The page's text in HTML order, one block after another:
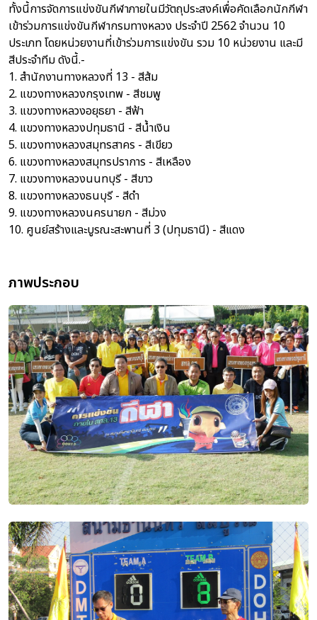
ทั้งนี้การจัดการแข่งขันกีฬาภายในมีวัตถุประสงค์เพื่อคัดเลือกนักกีฬา
เข้าร่วมการแข่งขันกีฬากรมทางหลวง ประจำปี 2562 จำนวน 10
ประเภท โดยหน่วยงานที่เข้าร่วมการแข่งขัน รวม 10 หน่วยงาน และมี
สีประจำทีม ดังนี้.-
1. สำนักงานทางหลวงที่ 13 - สีส้ม
2. แขวงทางหลวงกรุงเทพ - สีชมพู
3. แขวงทางหลวงอยุธยา - สีฟ้า
4. แขวงทางหลวงปทุมธานี - สีน้ำเงิน
5. แขวงทางหลวงสมุทรสาคร - สีเขียว
6. แขวงทางหลวงสมุทรปราการ - สีเหลือง
7. แขวงทางหลวงนนทบุรี - สีขาว
8. แขวงทางหลวงธนบุรี - สีดำ
9. แขวงทางหลวงนครนายก - สีม่วง
10. ศูนย์สร้างและบูรณะสะพานที่ 3 (ปทุมธานี) - สีแดง
ภาพประกอบ